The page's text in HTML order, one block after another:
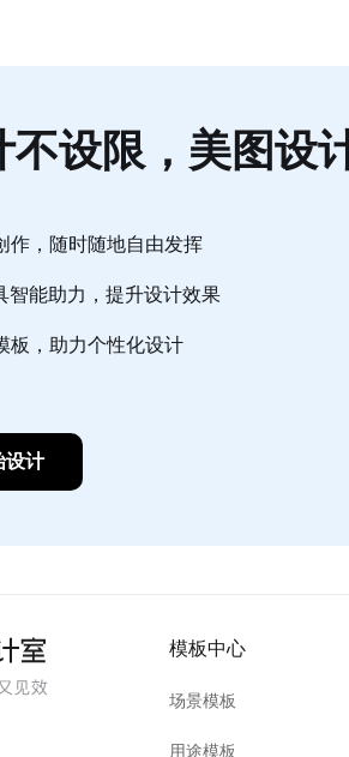
不设限，美图设
作，随时随地自由发挥
智能助力，提升设计效果
板，助力个性化设计
设计
模板中心
场景模板
用途模板